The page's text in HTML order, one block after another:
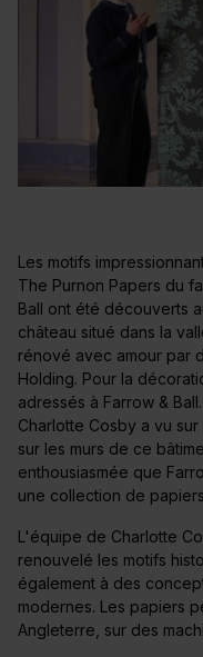
Les motifs
The Purnon Papers du
Ball ont été découverts
château situé dans la
rénové avec amour par
Holding. Pour la
adressés à Farrow &
Charlotte Cosby a vu
sur les murs de ce
enthousiasmée que
une collection de
L'équipe de Charlotte
renouvelé les motifs
également à des
modernes. Les papiers
Angleterre, sur des